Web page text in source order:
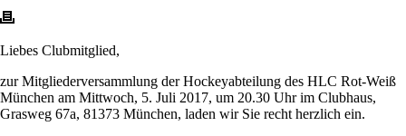
Liebes Clubmitglied,
zur Mitgliederversammlung der Hockeyabteilung des HLC Rot-Weiß
München am Mittwoch, 5. Juli 2017, um 20.30 Uhr im Clubhaus,
Grasweg 67a, 81373 München, laden wir Sie recht herzlich ein.